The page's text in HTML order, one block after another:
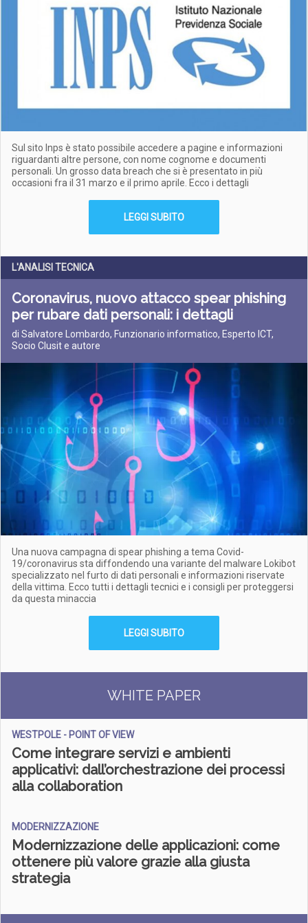
Sul sito Inps è stato possibile accedere a pagine e informazioni
riguardanti altre persone, con nome cognome e documenti
personali. Un grosso data breach che si è presentato in più
occasioni fra il 31 marzo e il primo aprile. Ecco i dettagli
LEGGI SUBITO
L'ANALISI TECNICA
Coronavirus, nuovo attacco spear phishing
per rubare dati personali: i dettagli
di Salvatore Lombardo, Funzionario informatico, Esperto ICT,
Socio Clusit e autore
Una nuova campagna di spear phishing a tema Covid-
19/coronavirus sta diffondendo una variante del malware Lokibot
specializzato nel furto di dati personali e informazioni riservate
della vittima. Ecco tutti i dettagli tecnici e i consigli per proteggersi
da questa minaccia
LEGGI SUBITO
WHITE PAPER
WESTPOLE - POINT OF VIEW
Come integrare servizi e ambienti
applicativi: dall’orchestrazione dei processi
alla collaboration
MODERNIZZAZIONE
Modernizzazione delle applicazioni: come
ottenere più valore grazie alla giusta
strategia